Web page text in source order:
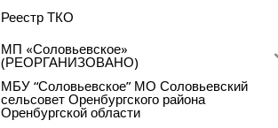
Реестр ТКО
МП «Соловьевское»
(РЕОРГАНИЗОВАНО)
МБУ “Соловьевское” МО Соловьевский
сельсовет Оренбургского района
Оренбургской области